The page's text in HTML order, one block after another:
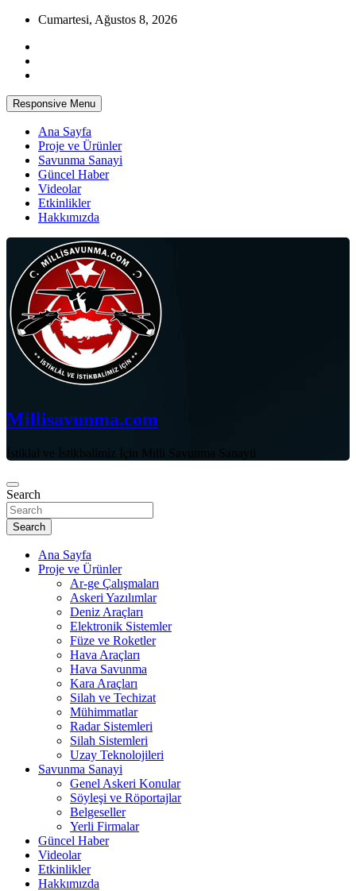
Skip
content
Cumartesi, Ağustos 8, 2026
Responsive Menu
Ana Sayfa
Proje ve Ürünler
Savunma Sanayi
Güncel Haber
Videolar
Etkinlikler
Hakkımızda
Millisavunma.com
İstiklal ve İstikbalimiz İçin Milli Savunma Sanayii
Search
Search
Ana Sayfa
Proje ve Ürünler
Ar-ge Çalışmaları
Askeri Yazılımlar
Deniz Araçları
Elektronik Sistemler
Füze ve Roketler
Hava Araçları
Hava Savunma
Kara Araçları
Silah ve Techizat
Mühimmatlar
Radar Sistemleri
Silah Sistemleri
Uzay Teknolojileri
Savunma Sanayi
Genel Askeri Konular
Söyleşi ve Röportajlar
Belgeseller
Yerli Firmalar
Güncel Haber
Videolar
Etkinlikler
Hakkımızda